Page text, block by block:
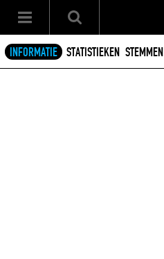
INFORMATIE STATISTIEKEN STEMMEN